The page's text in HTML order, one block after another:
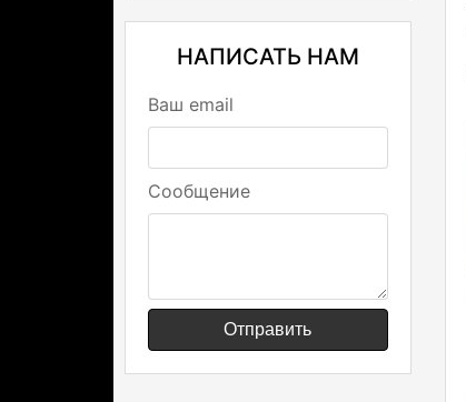
НАПИСАТЬ НАМ
Ваш email
Сообщение
Отправить